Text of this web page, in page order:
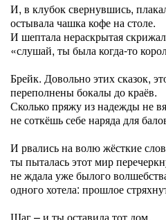
И, в клубок свернувшись,
остывала чашка кофе на столе.
И шептала нераскрытая
«слушай, ты была когда-то
Брейк. Довольно этих сказок,
переполнены бокалы до краёв.
Сколько пряжу из надежды не
не соткёшь себе наряда для
И рвались на волю жёсткие
ты пыталась этот мир
не ждала уже былого
одного хотела: прошлое